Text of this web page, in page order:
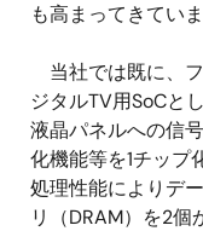
も高まってきていま
当社では既に、
ジタルTV用SoCと
液晶パネルへの信
化機能等を1チップ
処理性能によりデ
リ（DRAM）を2個